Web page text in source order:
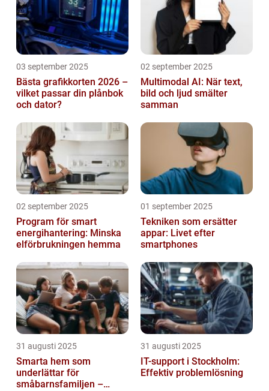
03 september 2025
Bästa grafikkorten 2026 –
vilket passar din plånbok
och dator?
02 september 2025
Multimodal AI: När text,
bild och ljud smälter
samman
02 september 2025
Program för smart
energihantering: Minska
elförbrukningen hemma
01 september 2025
Tekniken som ersätter
appar: Livet efter
smartphones
31 augusti 2025
Smarta hem som
underlättar för
småbarnsfamiljen –
31 augusti 2025
IT-support i Stockholm:
Effektiv problemlösning